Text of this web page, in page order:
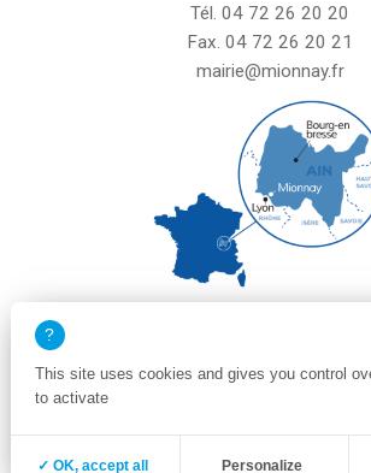
Tél. 04 72 26 20 20
Fax. 04 72 26 20 21
mairie@mionnay.fr
le vendredi de 8h30 à 12h et de
un samedi matin sur deux de
Zone membre
Mentions
This site uses cookies and gives you control
to activate
✓ OK, accept all Personalize